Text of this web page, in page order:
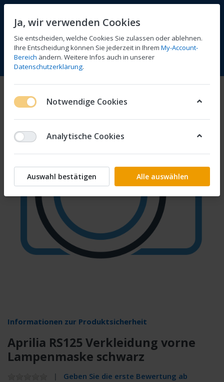
Menü Anmelden Vergleichen Wunschliste
Informationen zur Produktsicherheit
Aprilia RS125 Verkleidung vorne
Lampenmaske schwarz
Geben Sie die erste Bewertung ab
Ja, wir verwenden Cookies
Sie entscheiden, welche Cookies Sie zulassen oder ablehnen.
Ihre Entscheidung können Sie jederzeit in Ihrem My-Account-
Bereich ändern. Weitere Infos auch in unserer
Datenschutzerklärung.
Notwendige Cookies
Analytische Cookies
Auswahl bestätigen Alle auswählen